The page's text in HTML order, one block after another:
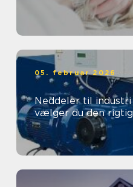
05. februar 2026
Neddeler til industri
vælger du den